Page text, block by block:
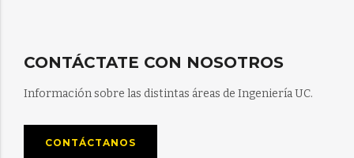
CONTÁCTATE CON NOSOTROS
Información sobre las distintas áreas de Ingeniería UC.
CONTÁCTANOS